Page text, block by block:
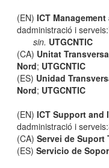
(EN)ICT
dadministració i
sin. UTGCNTIC
(CA) Unitat
Nord; UTGCNTIC
(ES) Unidad
Nord; UTGCNTIC
(EN)ICT Support and
dadministració i
(CA)Servei de Suport
(ES)Servicio de